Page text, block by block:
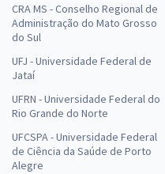
CRA MS - Conselho Regional de
Administração do Mato Grosso
do Sul
UFJ - Universidade Federal de
Jataí
UFRN - Universidade Federal do
Rio Grande do Norte
UFCSPA - Universidade Federal
de Ciência da Saúde de Porto
Alegre